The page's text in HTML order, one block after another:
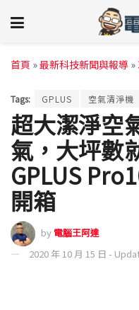
首頁 »最新科技新聞與報導 »
Tags: GPLUS 空氣清淨機
超大潔淨空
氣，大坪數
GPLUS
開箱
by 電腦王阿達
2020 年 10 月 15 日 -